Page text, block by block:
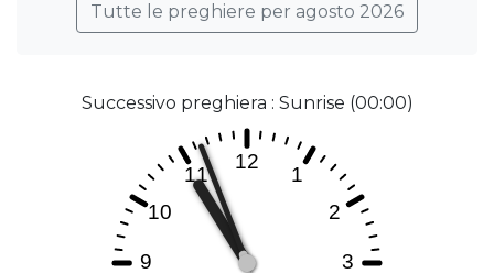
Tutte le preghiere per agosto 2026
Successivo preghiera : Sunrise (00:00)